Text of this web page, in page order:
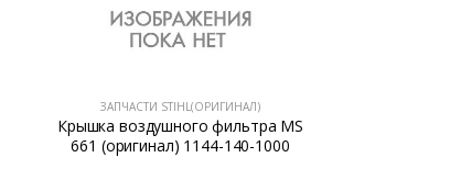
ЗАПЧАСТИ STIHL(ОРИГИНАЛ)
Крышка воздушного фильтра MS
661 (оригинал) 1144-140-1000